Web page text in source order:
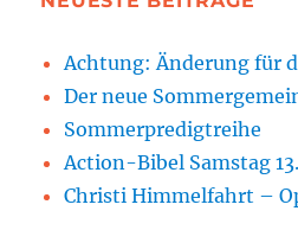
Achtung: Änderung für
Der neue
Sommerpredigtreihe
Action-Bibel Samstag
Christi Himmelfahrt –